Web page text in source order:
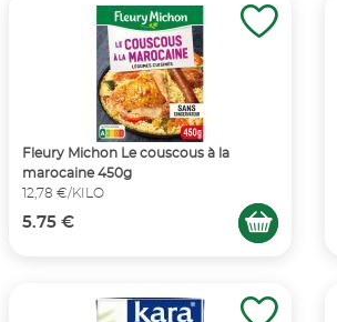
Fleury Michon Le couscous à la
marocaine 450g
12,78 €/KILO
5.75 €